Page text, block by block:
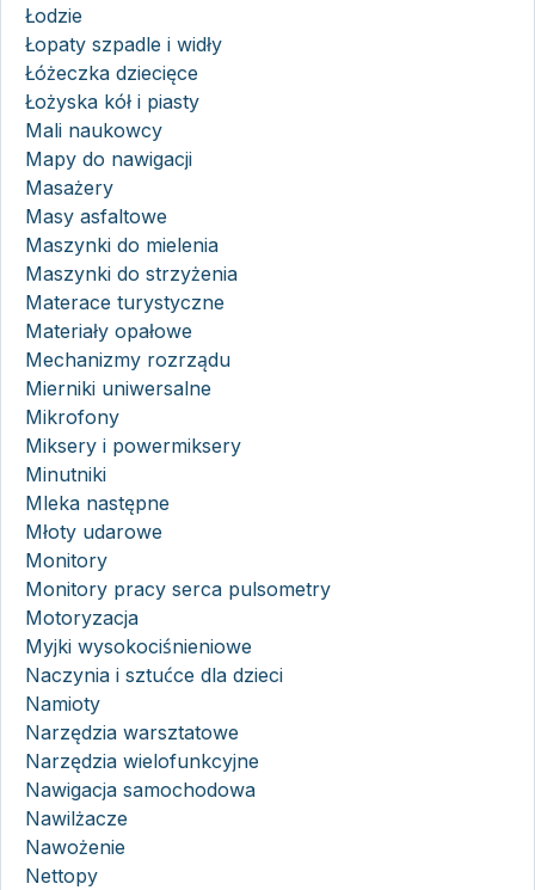
Łodzie
Łopaty szpadle i widły
Łóżeczka dziecięce
Łożyska kół i piasty
Mali naukowcy
Mapy do nawigacji
Masażery
Masy asfaltowe
Maszynki do mielenia
Maszynki do strzyżenia
Materace turystyczne
Materiały opałowe
Mechanizmy rozrządu
Mierniki uniwersalne
Mikrofony
Miksery i powermiksery
Minutniki
Mleka następne
Młoty udarowe
Monitory
Monitory pracy serca pulsometry
Motoryzacja
Myjki wysokociśnieniowe
Naczynia i sztućce dla dzieci
Namioty
Narzędzia warsztatowe
Narzędzia wielofunkcyjne
Nawigacja samochodowa
Nawilżacze
Nawożenie
Nettopy